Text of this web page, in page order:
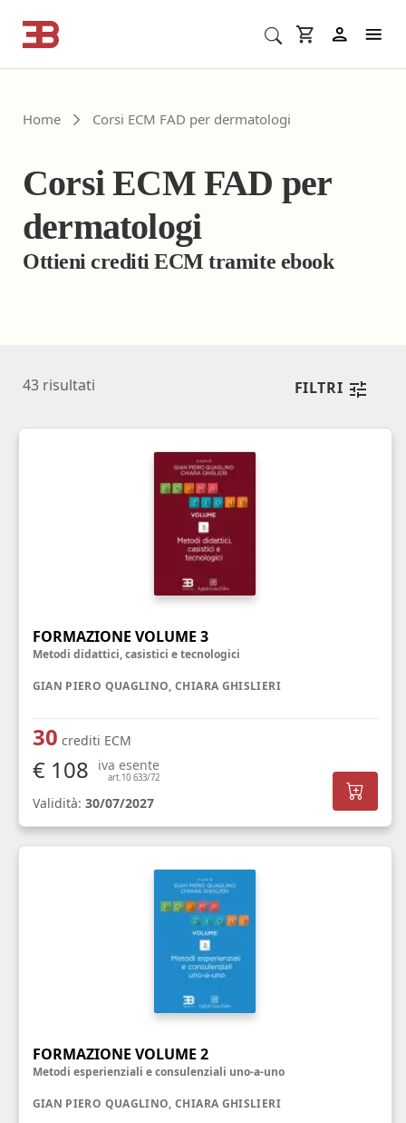
Cerca corsi ECM o altro
Home Corsi ECM FAD per dermatologi
Corsi ECM FAD per
dermatologi
Ottieni crediti ECM tramite ebook
43 risultati FILTRI
FORMAZIONE VOLUME 3
Metodi didattici, casistici e tecnologici
GIAN PIERO QUAGLINO, CHIARA GHISLIERI
30 crediti ECM
€ 108 iva esente
art.10 633/72
Validità: 30/07/2027
FORMAZIONE VOLUME 2
Metodi esperienziali e consulenziali uno-a-uno
GIAN PIERO QUAGLINO, CHIARA GHISLIERI